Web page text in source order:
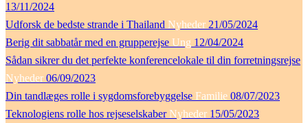
13/11/2024
Udforsk de bedste strande i Thailand Nyheder 21/05/2024
Berig dit sabbatår med en grupperejse Ung 12/04/2024
Sådan sikrer du det perfekte konferencelokale til din forretningsrejse
Nyheder 06/09/2023
Din tandlæges rolle i sygdomsforebyggelse Familie 08/07/2023
Teknologiens rolle hos rejseselskaber Nyheder 15/05/2023